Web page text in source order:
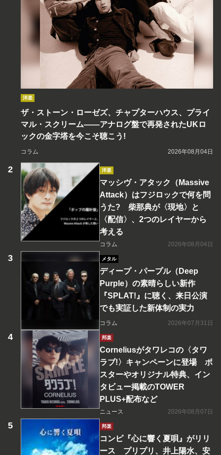
洋楽
ザ・ストーン・ローゼズ、チャプターハウス、プライ
マル・スクリーム――アナログ盤で再発されたUKロ
ックの金字塔を今こそ聴こう!
コラム 2026年08月04日
洋楽
マッシヴ・アタック（Massive
Attack）はフジロックで何を問
うた? 柴那典が〈現地〉と
〈配信〉、2つのレイヤーから
考える
コラム 2026年08月04日
メタル
ディープ・パープル（Deep
Purple）の素晴らしい新作
『SPLAT!』に聴く、来日公演
でも実証した新体制の実力
コラム 2026年07月31日
邦楽
Corneliusがタワレコの〈タワ
ラブ!〉キャンペーンに登場 ポ
スターやオリジナル特典、イン
タビュー掲載のTOWER
PLUS+配布など
ニュース 2026年08月07日
邦楽
コンピ『心に響く夏唄』がリリ
ース プリプリ、井上陽水、安